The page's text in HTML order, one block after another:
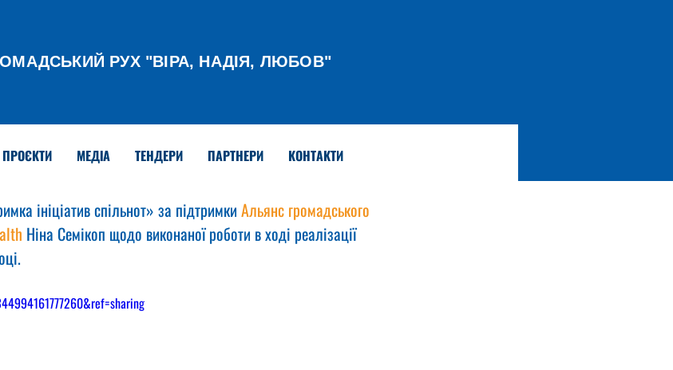
РУХ "ВІРА, НАДІЯ, ЛЮБОВ"
ПРОЄКТИ МЕДІА ТЕНДЕРИ ПАРТНЕРИ КОНТАКТИ
ініціатив спільнот» за підтримки Альянс громадського
Ніна Семікоп щодо виконаної роботи в ході реалізації